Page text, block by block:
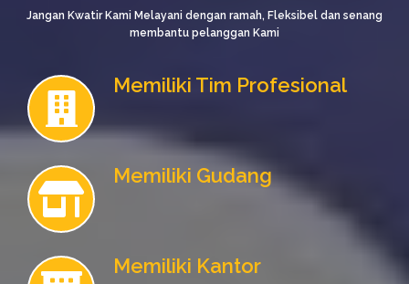
Jangan Kwatir Kami Melayani dengan ramah, Fleksibel dan senang
membantu pelanggan Kami
Memiliki Tim Profesional
Memiliki Gudang
Memiliki Kantor